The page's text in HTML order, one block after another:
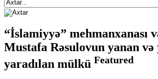
“İslamiyyə” mehmanxanası
Mustafa Rəsulovun yanan və
yaradılan mülkü Featured